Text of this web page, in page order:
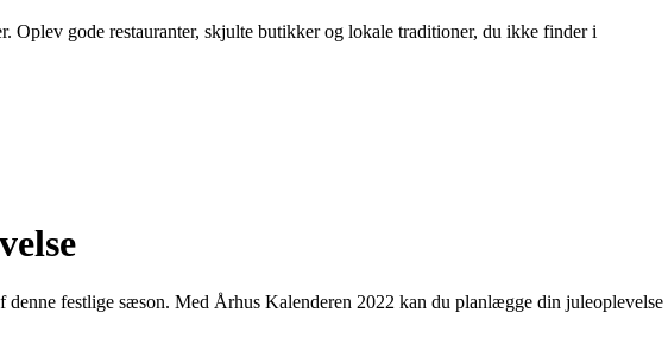
Oplev gode restauranter, skjulte butikker og lokale traditioner, du ikke finder i
festlige sæson. Med Århus Kalenderen 2022 kan du planlægge din juleoplevelse